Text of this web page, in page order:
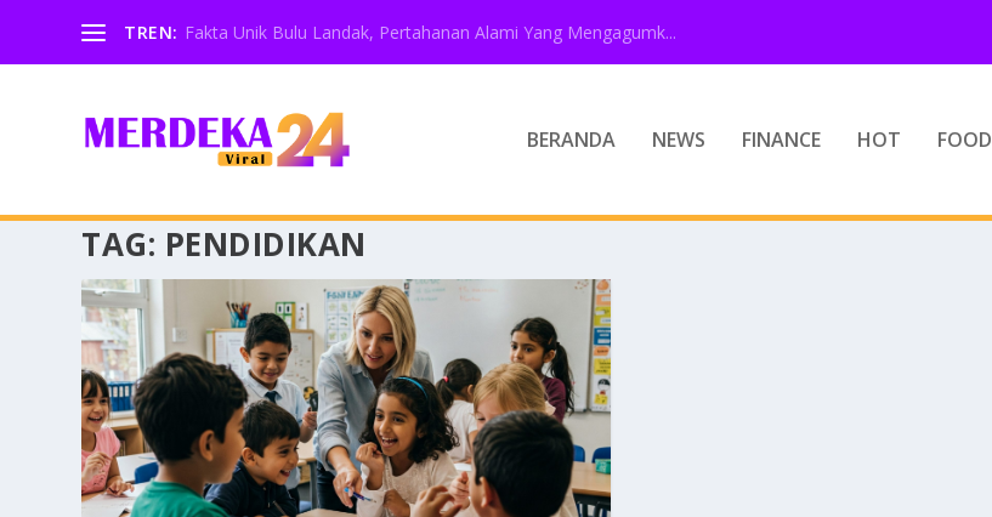
TREN: Fakta Unik Bulu Landak, Pertahanan Alami Yang Mengagumk...
BERANDA NEWS FINANCE HOT FOOD
TAG: PENDIDIKAN